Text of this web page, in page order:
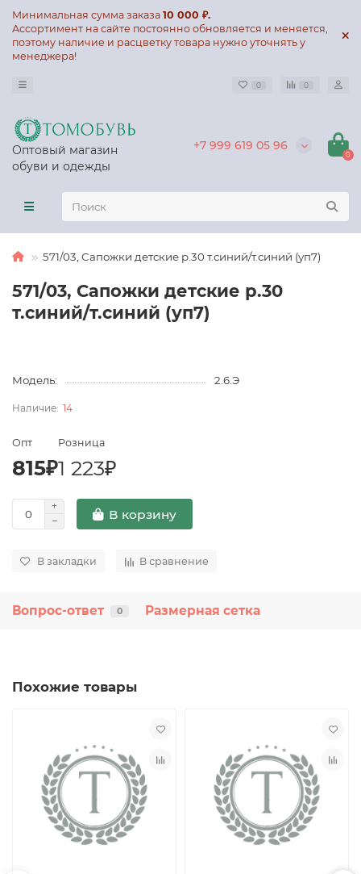
Минимальная сумма заказа 10 000 ₽.
Ассортимент на сайте постоянно обновляется и меняется,
поэтому наличие и расцветку товара нужно уточнять у
менеджера!
0 0
Оптовый магазин
обуви и одежды
+7 999 619 05 96
0
571/03, Сапожки детские р.30 т.синий/т.синий (уп7)
571/03, Сапожки детские р.30
т.синий/т.синий (уп7)
Модель: 2.6.Э
14
Опт
815₽
Розница
1 223₽
В корзину
В закладки В сравнение
Вопрос-ответ 0 Размерная сетка
Похожие товары